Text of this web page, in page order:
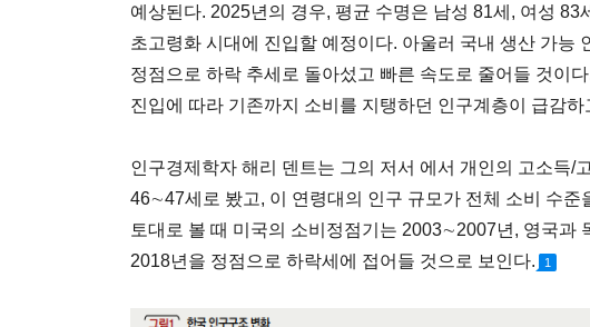
예상된다. 2025년의 경우, 평균 수명은 남성 81세, 여성 83
초고령화 시대에 진입할 예정이다. 아울러 국내 생산 가능
정점으로 하락 추세로 돌아섰고 빠른 속도로 줄어들 것이
진입에 따라 기존까지 소비를 지탱하던 인구계층이 급감하
인구경제학자 해리 덴트는 그의 저서 에서 개인의 고소득/
46∼47세로 봤고, 이 연령대의 인구 규모가 전체 소비 수준
토대로 볼 때 미국의 소비정점기는 2003∼2007년, 영국과
2018년을 정점으로 하락세에 접어들 것으로 보인다.
1